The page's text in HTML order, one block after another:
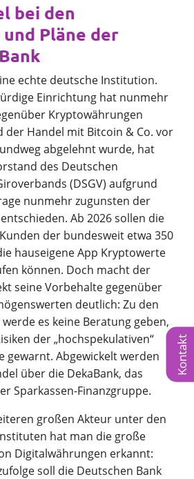
bei den
und Pläne der
echte deutsche Institution.
Einrichtung hat nunmehr
Kryptowährungen
der Handel mit Bitcoin & Co. vor
abgelehnt wurde, hat
des Deutschen
(DSGV) aufgrund
nunmehr zugunsten der
Ab 2026 sollen die
der bundesweit etwa 350
hauseigene App Kryptowerte
können. Doch macht der
seine Vorbehalte gegenüber
deutlich: Zu den
es keine Beratung geben,
der „hochspekulativen“
gewarnt. Abgewickelt werden
über die DekaBank, das
Sparkassen-Finanzgruppe.
großen Akteur unter den
hat man die große
Digitalwährungen erkannt:
soll die Deutschen Bank
Kontakt